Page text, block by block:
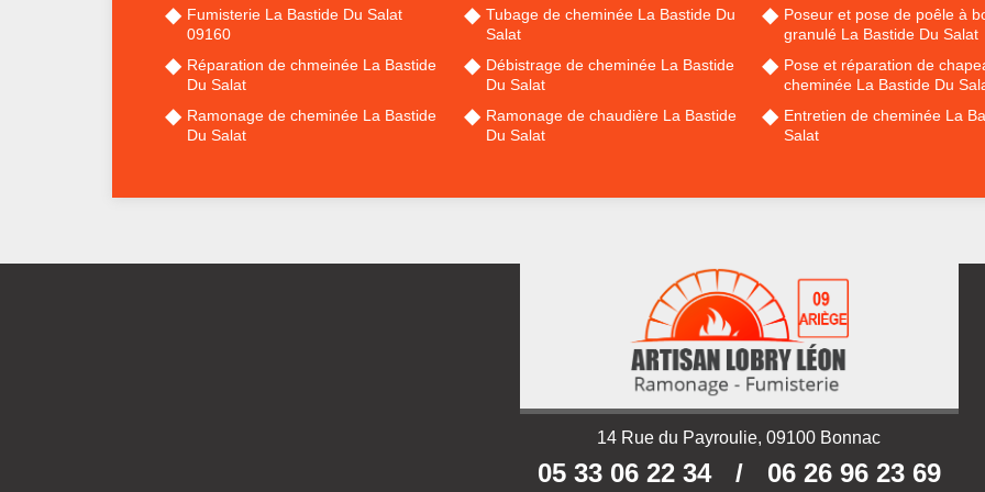
Fumisterie La Bastide Du Salat
09160
Réparation de chmeinée La Bastide
Du Salat
Ramonage de cheminée La Bastide
Du Salat
Tubage de cheminée La Bastide Du
Salat
Débistrage de cheminée La Bastide
Du Salat
Ramonage de chaudière La Bastide
Du Salat
Poseur et pose de poêle à
granulé La Bastide Du Salat
Pose et réparation de
cheminée La Bastide Du
Entretien de cheminée La
Salat
14 Rue du Payroulie, 09100 Bonnac
05 33 06 22 34 / 06 26 96 23 69